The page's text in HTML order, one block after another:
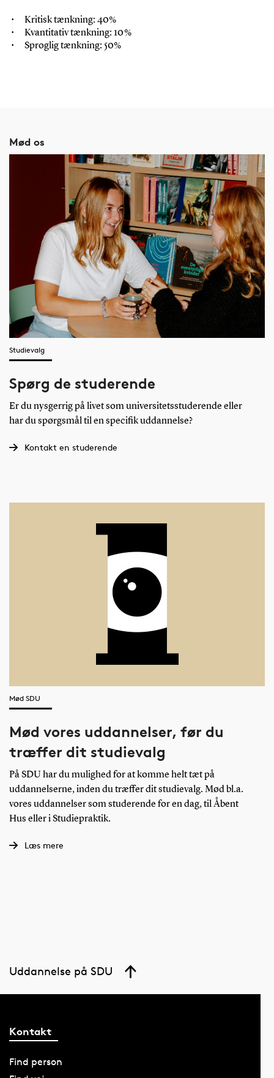
Kritisk tænkning: 40%
Kvantitativ tænkning: 10 %
Sproglig tænkning: 50%
Mød os
Studievalg
Spørg de studerende
Er du nysgerrig på livet som universitetsstuderende eller
har du spørgsmål til en specifik uddannelse?
Kontakt en studerende
Mød SDU
Mød vores uddannelser, før du
træffer dit studievalg
På SDU har du mulighed for at komme helt tæt på
uddannelserne, inden du træffer dit studievalg. Mød bl.a.
vores uddannelser som studerende for en dag, til Åbent
Hus eller i Studiepraktik.
Læs mere
Uddannelse på SDU
Kontakt
Find person